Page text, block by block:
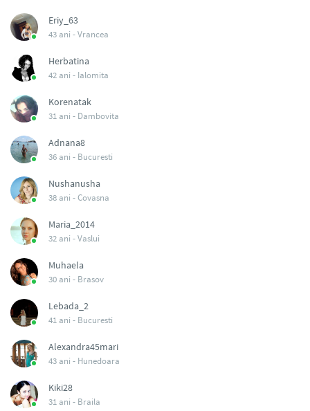
Eriy_63
43 ani -Vrancea
Herbatina
42 ani - Ialomita
Korenatak
31 ani - Dambovita
Adnana8
36 ani - Bucuresti
Nushanusha
38 ani -Covasna
Maria_2014
32 ani -Vaslui
Muhaela
30 ani - Brasov
Lebada_2
41 ani - Bucuresti
Alexandra45mari
43 ani - Hunedoara
Kiki28
31 ani - Braila